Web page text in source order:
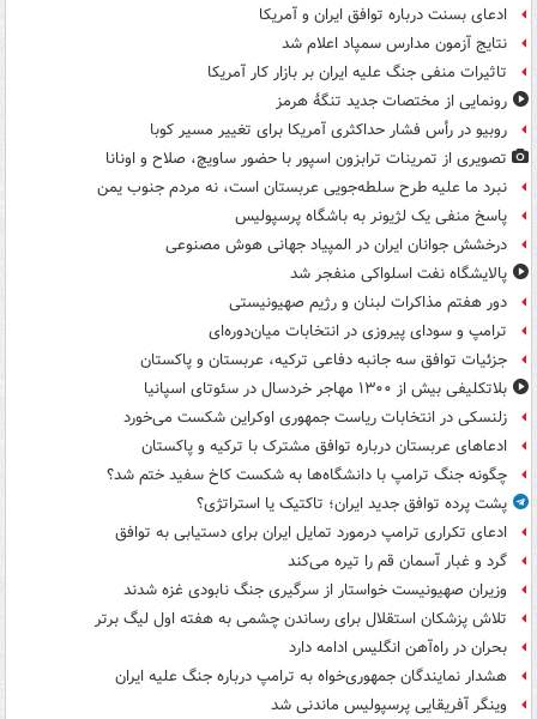
ادعای بسنت درباره توافق ایران و آمریکا
نتایج آزمون مدارس سمپاد اعلام شد
تاثیرات منفی جنگ علیه ایران بر بازار کار آمریکا
رونمایی از مختصات جدید تنگۀ هرمز
روبیو در رأس فشار حداکثری آمریکا برای تغییر مسیر کوبا
تصویری از تمرینات ترابزون اسپور با حضور ساویچ، صلاح و اونانا
نبرد ما علیه طرح سلطه‌جویی عربستان است، نه مردم جنوب یمن
پاسخ منفی یک لژیونر به باشگاه پرسپولیس
درخشش جوانان ایران در المپیاد جهانی هوش مصنوعی
پالایشگاه نفت اسلواکی منفجر شد
دور هفتم مذاکرات لبنان و رژیم صهیونیستی
ترامپ و سودای پیروزی در انتخابات میان‌دوره‌ای
جزئیات توافق سه جانبه دفاعی ترکیه، عربستان و پاکستان
بلاتکلیفی بیش از ۱۳۰۰ مهاجر خردسال در سئوتای اسپانیا
زلنسکی در انتخابات ریاست جمهوری اوکراین شکست می‌خورد
ادعاهای عربستان درباره توافق مشترک با ترکیه و پاکستان
چگونه جنگ ترامپ با دانشگاه‌ها به شکست کاخ سفید ختم شد؟
پشت پرده توافق جدید ایران؛ تاکتیک یا استراتژی؟
ادعای تکراری ترامپ درمورد تمایل ایران برای دستیابی به توافق
گرد و غبار آسمان قم را تیره می‌کند
وزیران صهیونیست خواستار از سرگیری جنگ نابودی غزه شدند
تلاش پزشکان استقلال برای رساندن چشمی به هفته اول لیگ برتر
بحران در راه‌آهن انگلیس ادامه دارد
هشدار نمایندگان جمهوری‌خواه به ترامپ درباره جنگ علیه ایران
وینگر آفریقایی پرسپولیس ماندنی شد